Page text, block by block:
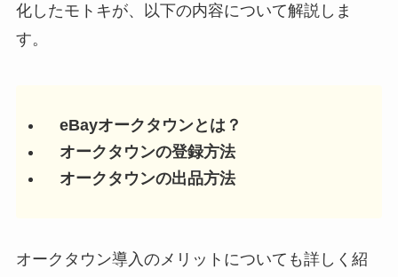
化したモトキが、以下の内容について解説しま
す。
eBayオークタウンとは？
オークタウンの登録方法
オークタウンの出品方法
オークタウン導入のメリットについても詳しく紹